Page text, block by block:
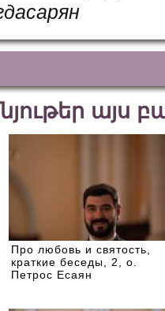
նյութեր այս
Про любовь и святость,
краткие беседы, 2, о.
Петрос Есаян